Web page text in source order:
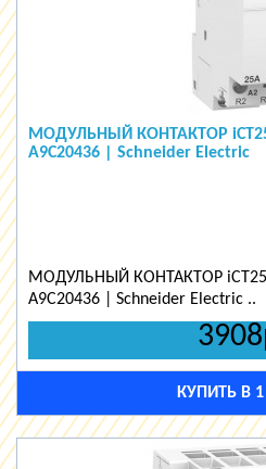
МОДУЛЬНЫЙ КОНТАКТОР
A9C20436 | Schneider Electric
МОДУЛЬНЫЙ КОНТАКТОР
A9C20436 | Schneider Electric ..
КУПИТЬ В